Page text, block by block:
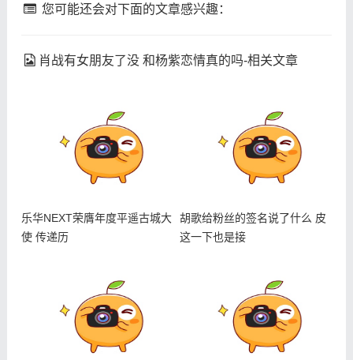
您可能还会对下面的文章感兴趣：
肖战有女朋友了没 和杨紫恋情真的吗-相关文章
乐华NEXT荣膺年度平遥古城大
使 传递历
胡歌给粉丝的签名说了什么 皮
这一下也是接